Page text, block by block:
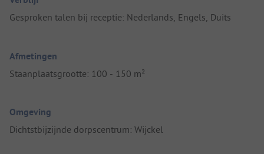
Gesproken talen bij receptie: Nederlands, Engels, Duits
Afmetingen
Staanplaatsgrootte: 100 - 150 m²
Omgeving
Dichtstbijzijnde dorpscentrum: Wijckel